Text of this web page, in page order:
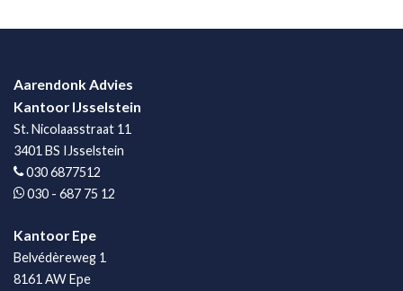
Aarendonk Advies
Kantoor IJsselstein
St. Nicolaasstraat 11
3401 BS IJsselstein
030 6877512
030 - 687 75 12
Kantoor Epe
Belvédèreweg 1
8161 AW Epe